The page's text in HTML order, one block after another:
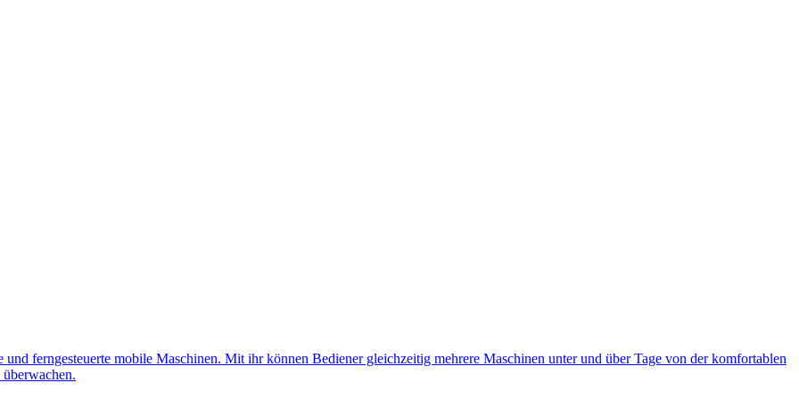
ferngesteuerte mobile Maschinen. Mit ihr können Bediener gleichzeitig mehrere Maschinen unter und über Tage von der komfortablen